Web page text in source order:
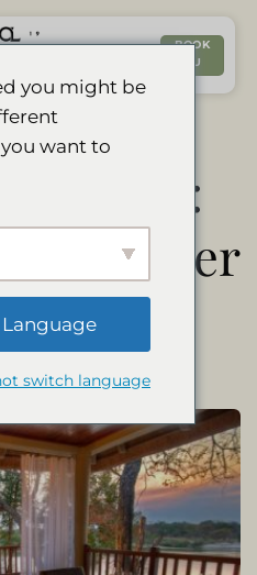
BOOK
NU
retter
you might be
want to
switch language